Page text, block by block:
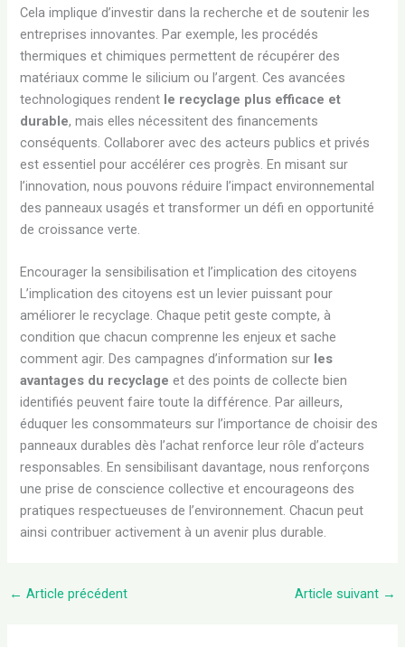
Cela implique d’investir dans la recherche et de soutenir les
entreprises innovantes. Par exemple, les procédés
thermiques et chimiques permettent de récupérer des
matériaux comme le silicium ou l’argent. Ces avancées
technologiques rendent le recyclage plus efficace et
durable, mais elles nécessitent des financements
conséquents. Collaborer avec des acteurs publics et privés
est essentiel pour accélérer ces progrès. En misant sur
l’innovation, nous pouvons réduire l’impact environnemental
des panneaux usagés et transformer un défi en opportunité
de croissance verte.
Encourager la sensibilisation et l’implication des citoyens
L’implication des citoyens est un levier puissant pour
améliorer le recyclage. Chaque petit geste compte, à
condition que chacun comprenne les enjeux et sache
comment agir. Des campagnes d’information sur les
avantages du recyclage et des points de collecte bien
identifiés peuvent faire toute la différence. Par ailleurs,
éduquer les consommateurs sur l’importance de choisir des
panneaux durables dès l’achat renforce leur rôle d’acteurs
responsables. En sensibilisant davantage, nous renforçons
une prise de conscience collective et encourageons des
pratiques respectueuses de l’environnement. Chacun peut
ainsi contribuer activement à un avenir plus durable.
← Article précédent Article suivant →